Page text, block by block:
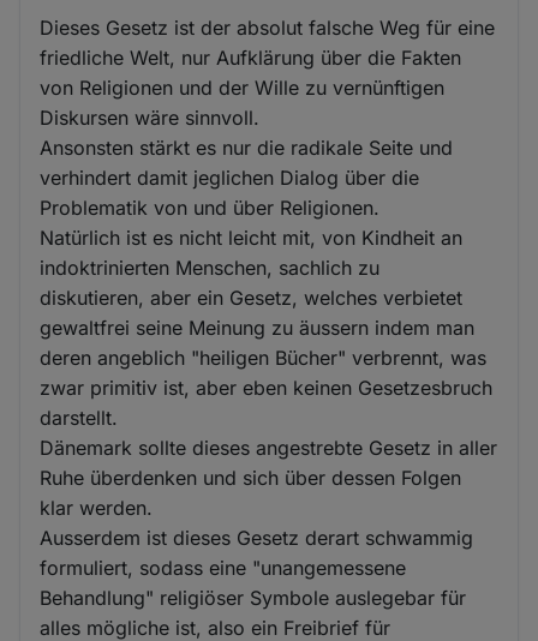
Dieses Gesetz ist der absolut falsche Weg für eine
friedliche Welt, nur Aufklärung über die Fakten
von Religionen und der Wille zu vernünftigen
Diskursen wäre sinnvoll.
Ansonsten stärkt es nur die radikale Seite und
verhindert damit jeglichen Dialog über die
Problematik von und über Religionen.
Natürlich ist es nicht leicht mit, von Kindheit an
indoktrinierten Menschen, sachlich zu
diskutieren, aber ein Gesetz, welches verbietet
gewaltfrei seine Meinung zu äussern indem man
deren angeblich "heiligen Bücher" verbrennt, was
zwar primitiv ist, aber eben keinen Gesetzesbruch
darstellt.
Dänemark sollte dieses angestrebte Gesetz in aller
Ruhe überdenken und sich über dessen Folgen
klar werden.
Ausserdem ist dieses Gesetz derart schwammig
formuliert, sodass eine "unangemessene
Behandlung" religiöser Symbole auslegebar für
alles mögliche ist, also ein Freibrief für